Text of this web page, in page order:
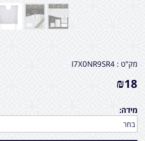
מק"ט : I7X0NR9SR4
₪18
מידה: